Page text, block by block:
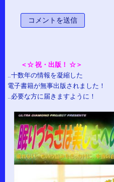
＜☆ 祝・出版！ ☆＞
…十数年の情報を凝縮した
電子書籍が無事出版されました！
…必要な方に届きますように！